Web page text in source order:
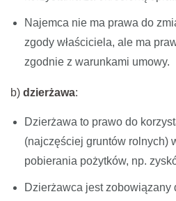
Najemca nie ma prawa do
zgody właściciela, ale ma
zgodnie z warunkami umowy.
b) dzierżawa:
Dzierżawa to prawo do
(najczęściej gruntów rolnych)
pobierania pożytków, np.
Dzierżawca jest zobowiązany